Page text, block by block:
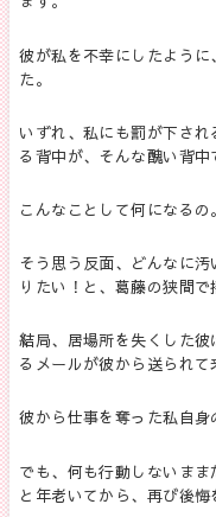
彼が私を不幸にしたよう
た。
いずれ、私にも罰が下さ
る背中が、そんな醜い背中
こんなことして何になるの
そう思う反面、どんなに
りたい！と、葛藤の狭間で
結局、居場所を失くした
るメールが彼から送られて
彼から仕事を奪った私自身
でも、何も行動しないま
と年老いてから、再び後悔